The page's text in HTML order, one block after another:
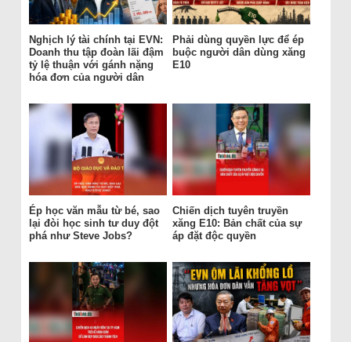
Nghịch lý tài chính tại EVN:
Doanh thu tập đoàn lãi đậm
tỷ lệ thuận với gánh nặng
hóa đơn của người dân
Phải dùng quyền lực để ép
buộc người dân dùng xăng
E10
Ép học văn mẫu từ bé, sao
lại đòi học sinh tư duy đột
phá như Steve Jobs?
Chiến dịch tuyên truyền
xăng E10: Bản chất của sự
áp đặt độc quyền